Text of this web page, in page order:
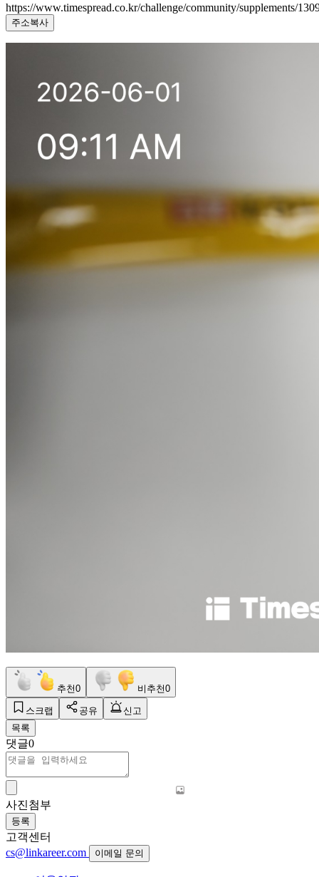
https://www.timespread.co.kr/challenge/community/supplements/
주소복사
추천0 비추천0
스크랩 공유
신고
목록
댓글0
사진첨부
등록
고객센터
cs@linkareer.com
이메일 문의